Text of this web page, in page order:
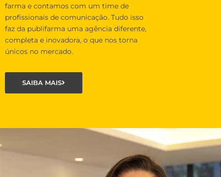
farma e contamos com um time de
profissionais de comunicação. Tudo isso
faz da publifarma uma agência diferente,
completa e inovadora, o que nos torna
únicos no mercado.
SAIBA MAIS